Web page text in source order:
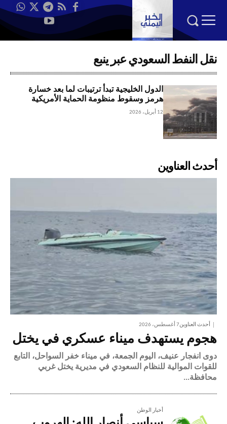
نقل النفط السعودي عبر ينبع
الدول الخليجية تبدأ ترتيبات لما بعد خسارة
هرمز وسقوط منظومة الحماية الأمريكية
12 أبريل، 2026
أحدث العناوين
أحدث العناوين7 أغسطس، 2026
هجوم يستهدف ميناء عسكري في يختل
دوى انفجار عنيف، اليوم الجمعة، في ميناء خفر السواحل، التابع
للقوات الموالية للنظام السعودي في مديرية يختل غربي
محافظة...
أخبار الوطن